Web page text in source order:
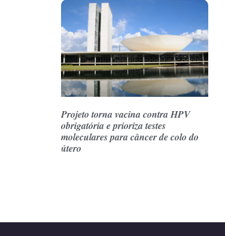
Projeto torna vacina contra HPV
obrigatória e prioriza testes
moleculares para câncer de colo do
útero